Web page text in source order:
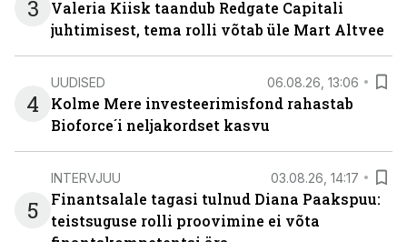
3
Valeria Kiisk taandub Redgate Capitali
juhtimisest, tema rolli võtab üle Mart Altvee
4
UUDISED 06.08.26, 13:06
Kolme Mere investeerimisfond rahastab
Bioforce´i neljakordset kasvu
5
INTERVJUU 03.08.26, 14:17
Finantsalale tagasi tulnud Diana Paakspuu:
teistsuguse rolli proovimine ei võta